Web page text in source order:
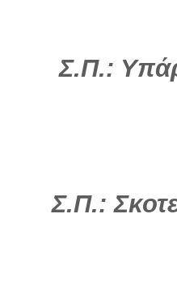
Σ.Π.:
Σ.Π.: